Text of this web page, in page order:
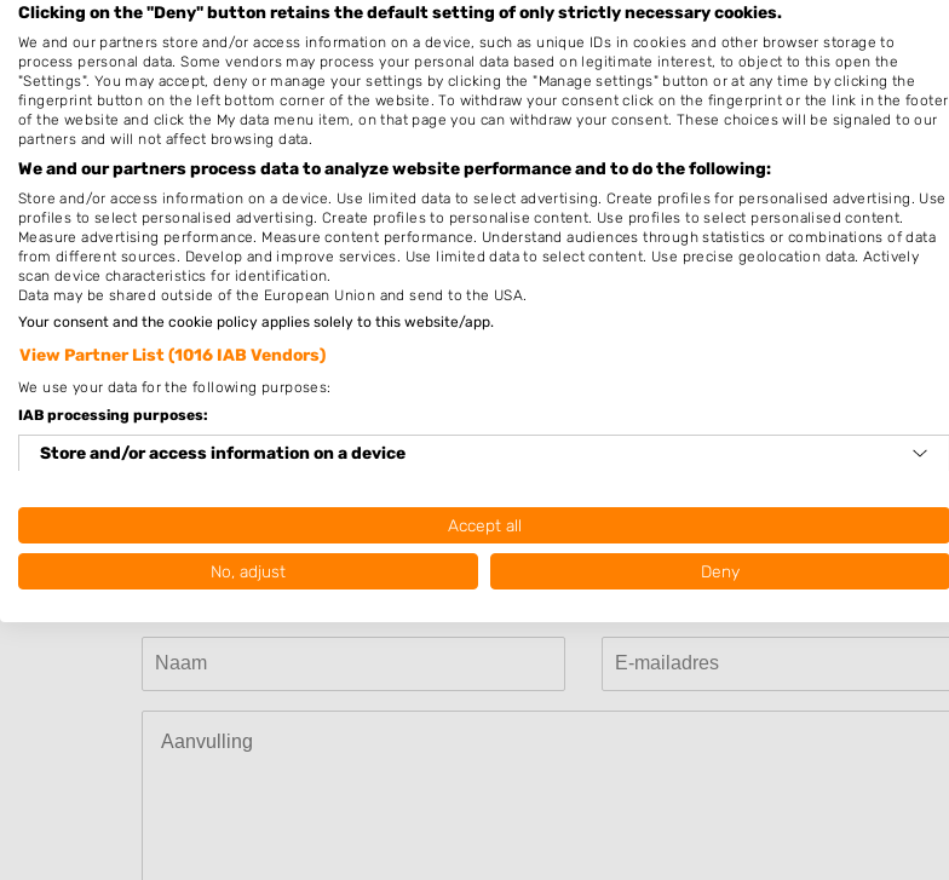
Openingstijden
Maandag 9:30 -18:00
Dinsdag
9:30 -18:00
Woensdag
9:30 -18:00
Donderdag
9:30 -18:00
Vrijdag
9:30 -20:00
Zaterdag
9:30 -18:00
Zondag
12:00
Deze openingstijden zijn indicatief en kunnen,
bijvoorbeeld wegens omstandigheden, afwijken. Neem
voor de zekerheid contact op met het bedrijf of kijk op
de website.
Beoordeel Barbershop Silvan in Lochem
Clicking on the "Deny" button retains the default setting of only strictly necessary cookies.
We and our partners store and/or access information on a device, such as unique IDs in cookies and other browser storage to
process personal data. Some vendors may process your personal data based on legitimate interest, to object to this open the
"Settings". You may accept, deny or manage your settings by clicking the "Manage settings" button or at any time by clicking the
fingerprint button on the left bottom corner of the website. To withdraw your consent click on the fingerprint or the link in the footer
of the website and click the My data menu item, on that page you can withdraw your consent. These choices will be signaled to our
partners and will not affect browsing data.
We and our partners process data to analyze website performance and to do the following:
Store and/or access information on a device. Use limited data to select advertising. Create profiles for personalised advertising. Use
profiles to select personalised advertising. Create profiles to personalise content. Use profiles to select personalised content.
Measure advertising performance. Measure content performance. Understand audiences through statistics or combinations of data
from different sources. Develop and improve services. Use limited data to select content. Use precise geolocation data. Actively
scan device characteristics for identification.
Data may be shared outside of the European Union and send to the USA.
Your consent and the cookie policy applies solely to this website/app.
View Partner List (1016 IAB Vendors)
We use your data for the following purposes:
IAB processing purposes:
Store and/or access information on a device
Create profiles for personalised advertising
Create profiles to personalise content
Measure advertising performance
Accept all
No, adjust Deny